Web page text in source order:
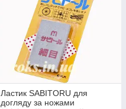
Ластик SABITORU для
догляду за ножами